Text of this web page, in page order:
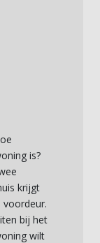
is?
krijgt
voordeur.
bij het
wilt